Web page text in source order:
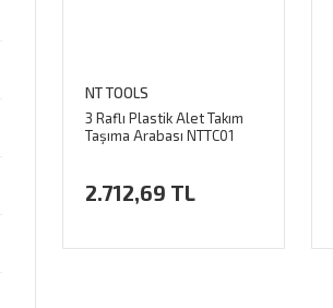
NT TOOLS
3 Raflı Plastik Alet Takım
Taşıma Arabası NTTC01
2.712,69 TL